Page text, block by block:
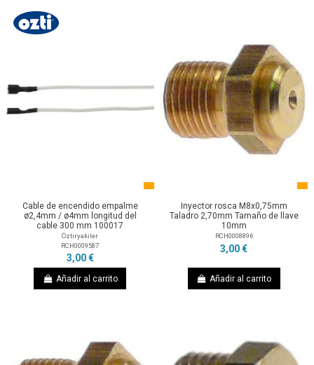
Cable de encendido empalme
ø2,4mm / ø4mm longitud del
cable 300 mm 100017
Öztiryakiler
RCH0009587
3,00 €
Añadir al carrito
Inyector rosca M8x0,75mm
Taladro 2,70mm Tamaño de llave
10mm
RCH0008896
3,00 €
Añadir al carrito